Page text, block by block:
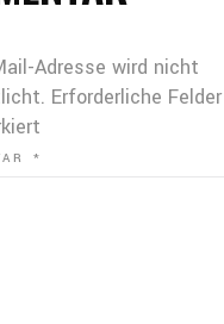
Adresse wird nicht
Erforderliche
*